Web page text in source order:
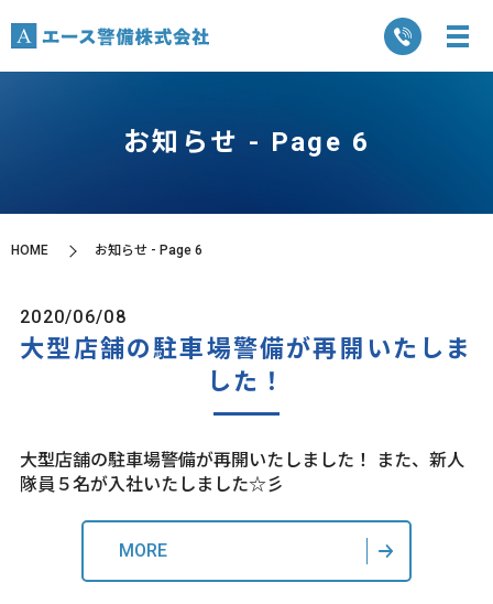
お知らせ - Page 6
HOME お知らせ - Page 6
2020/06/08
大型店舗の駐車場警備が再開いたしま
した！
大型店舗の駐車場警備が再開いたしました！ また、新人
隊員５名が入社いたしました☆彡
MORE